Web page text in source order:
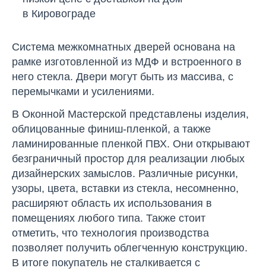
Система межкомнатных дверей основана на
рамке изготовленной из МДФ и встроенного в
него стекла. Двери могут быть из массива, с
перемычками и усилениями.
В Оконной Мастерской представлены изделия,
облицованные финиш-пленкой, а также
ламинированные пленкой ПВХ. Они открывают
безграничный простор для реализации любых
дизайнерских замыслов. Различные рисунки,
узоры, цвета, вставки из стекла, несомненно,
расширяют область их использования в
помещениях любого типа. Также стоит
отметить, что технология производства
позволяет получить облегченную конструкцию.
В итоге покупатель не сталкивается с